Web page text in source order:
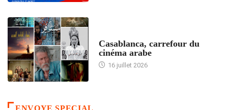
Casablanca, carrefour du
cinéma arabe
16 juillet 2026
ENVOYE SPECIAL